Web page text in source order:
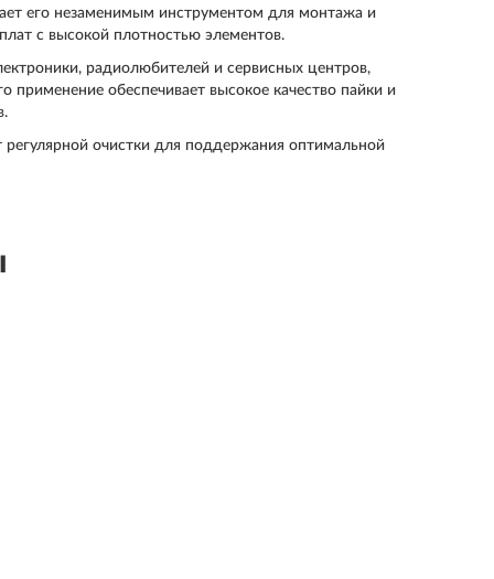
его незаменимым инструментом для монтажа и
с высокой плотностью элементов.
радиолюбителей и сервисных центров,
обеспечивает высокое качество пайки и
очистки для поддержания оптимальной